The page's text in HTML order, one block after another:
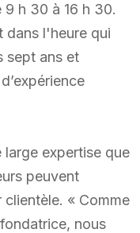
h 30 à 16 h 30.
dans l'heure qui
sept ans et
large expertise que
peuvent
« Comme
nous